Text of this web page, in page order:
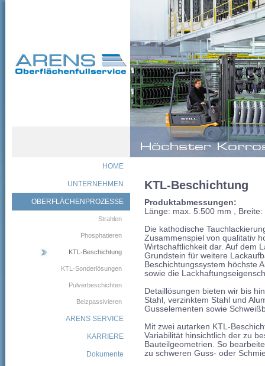
HOME
UNTERNEHMEN
OBERFLÄCHENPROZESSE
Strahlen
Phosphatieren
KTL-Beschichtung
KTL-Sonderlösungen
Pulverbeschichten
Beizpassivieren
ARENS SERVICE
KARRIERE
Dokumente
KTL-Beschichtung
Produktabmessungen:
Länge: max. 5.500 mm ,
Die kathodische
Zusammenspiel von qualitativ
Wirtschaftlichkeit dar. Auf dem
Grundstein für weitere
Beschichtungssystem höchste
sowie die
Detaillösungen bieten wir bis
Stahl, verzinktem Stahl und
Gusselementen sowie
Mit zwei autarken KTL-
Variabilität hinsichtlich der zu
Bauteilgeometrien. So
zu schweren Guss- oder